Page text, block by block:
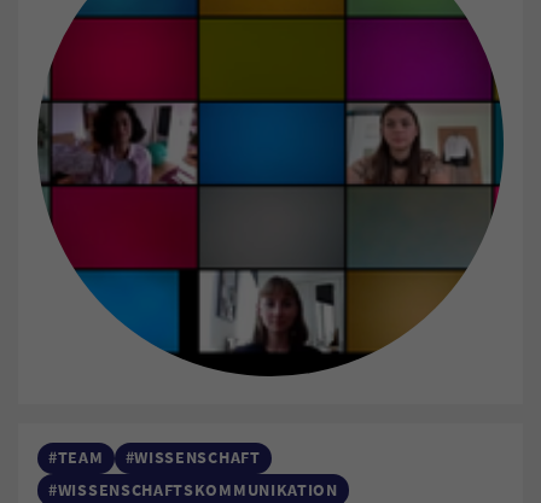
#TEAM
#WISSENSCHAFT
#WISSENSCHAFTSKOMMUNIKATION